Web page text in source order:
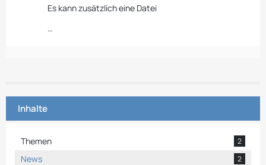
Es kann zusätzlich eine Datei
…
Inhalte
Themen 2
News 2